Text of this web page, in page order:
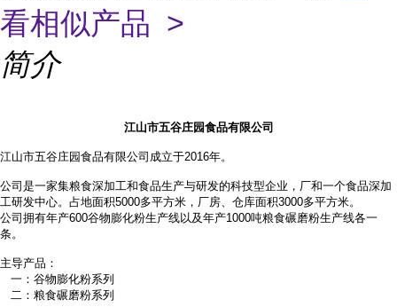
看相似产品 >
简介
江山市五谷庄园食品有限公司
江山市五谷庄园食品有限公司成立于2016年。
公司是一家集粮食深加工和食品生产与研发的科技型企业，厂和一个食品深加
工研发中心。占地面积5000多平方米，厂房、仓库面积3000多平方米。
公司拥有年产600谷物膨化粉生产线以及年产1000吨粮食碾磨粉生产线各一
条。
主导产品：
一：谷物膨化粉系列
二：粮食碾磨粉系列